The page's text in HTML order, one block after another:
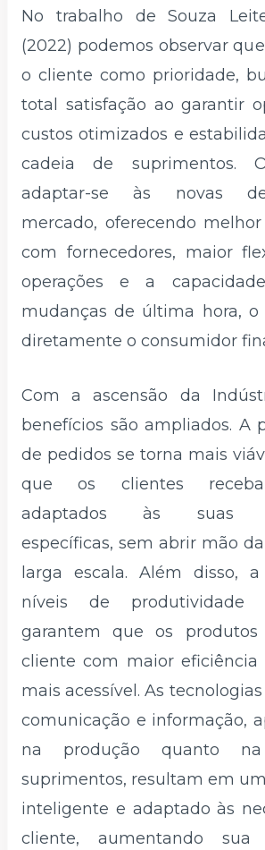
No trabalho de Souza
(2022) podemos observar
o cliente como prioridade,
total satisfação ao garantir
custos otimizados e
cadeia de suprimentos.
adaptar-se às novas
mercado, oferecendo
com fornecedores, maior
operações e a
mudanças de última hora, o
diretamente o consumidor
Com a ascensão da
benefícios são ampliados. A
de pedidos se torna mais
que os clientes
adaptados às suas
específicas, sem abrir mão
larga escala. Além disso,
níveis de produtividade
garantem que os
cliente com maior
mais acessível. As
comunicação e informação,
na produção quanto
suprimentos, resultam em
inteligente e adaptado às
cliente, aumentando sua